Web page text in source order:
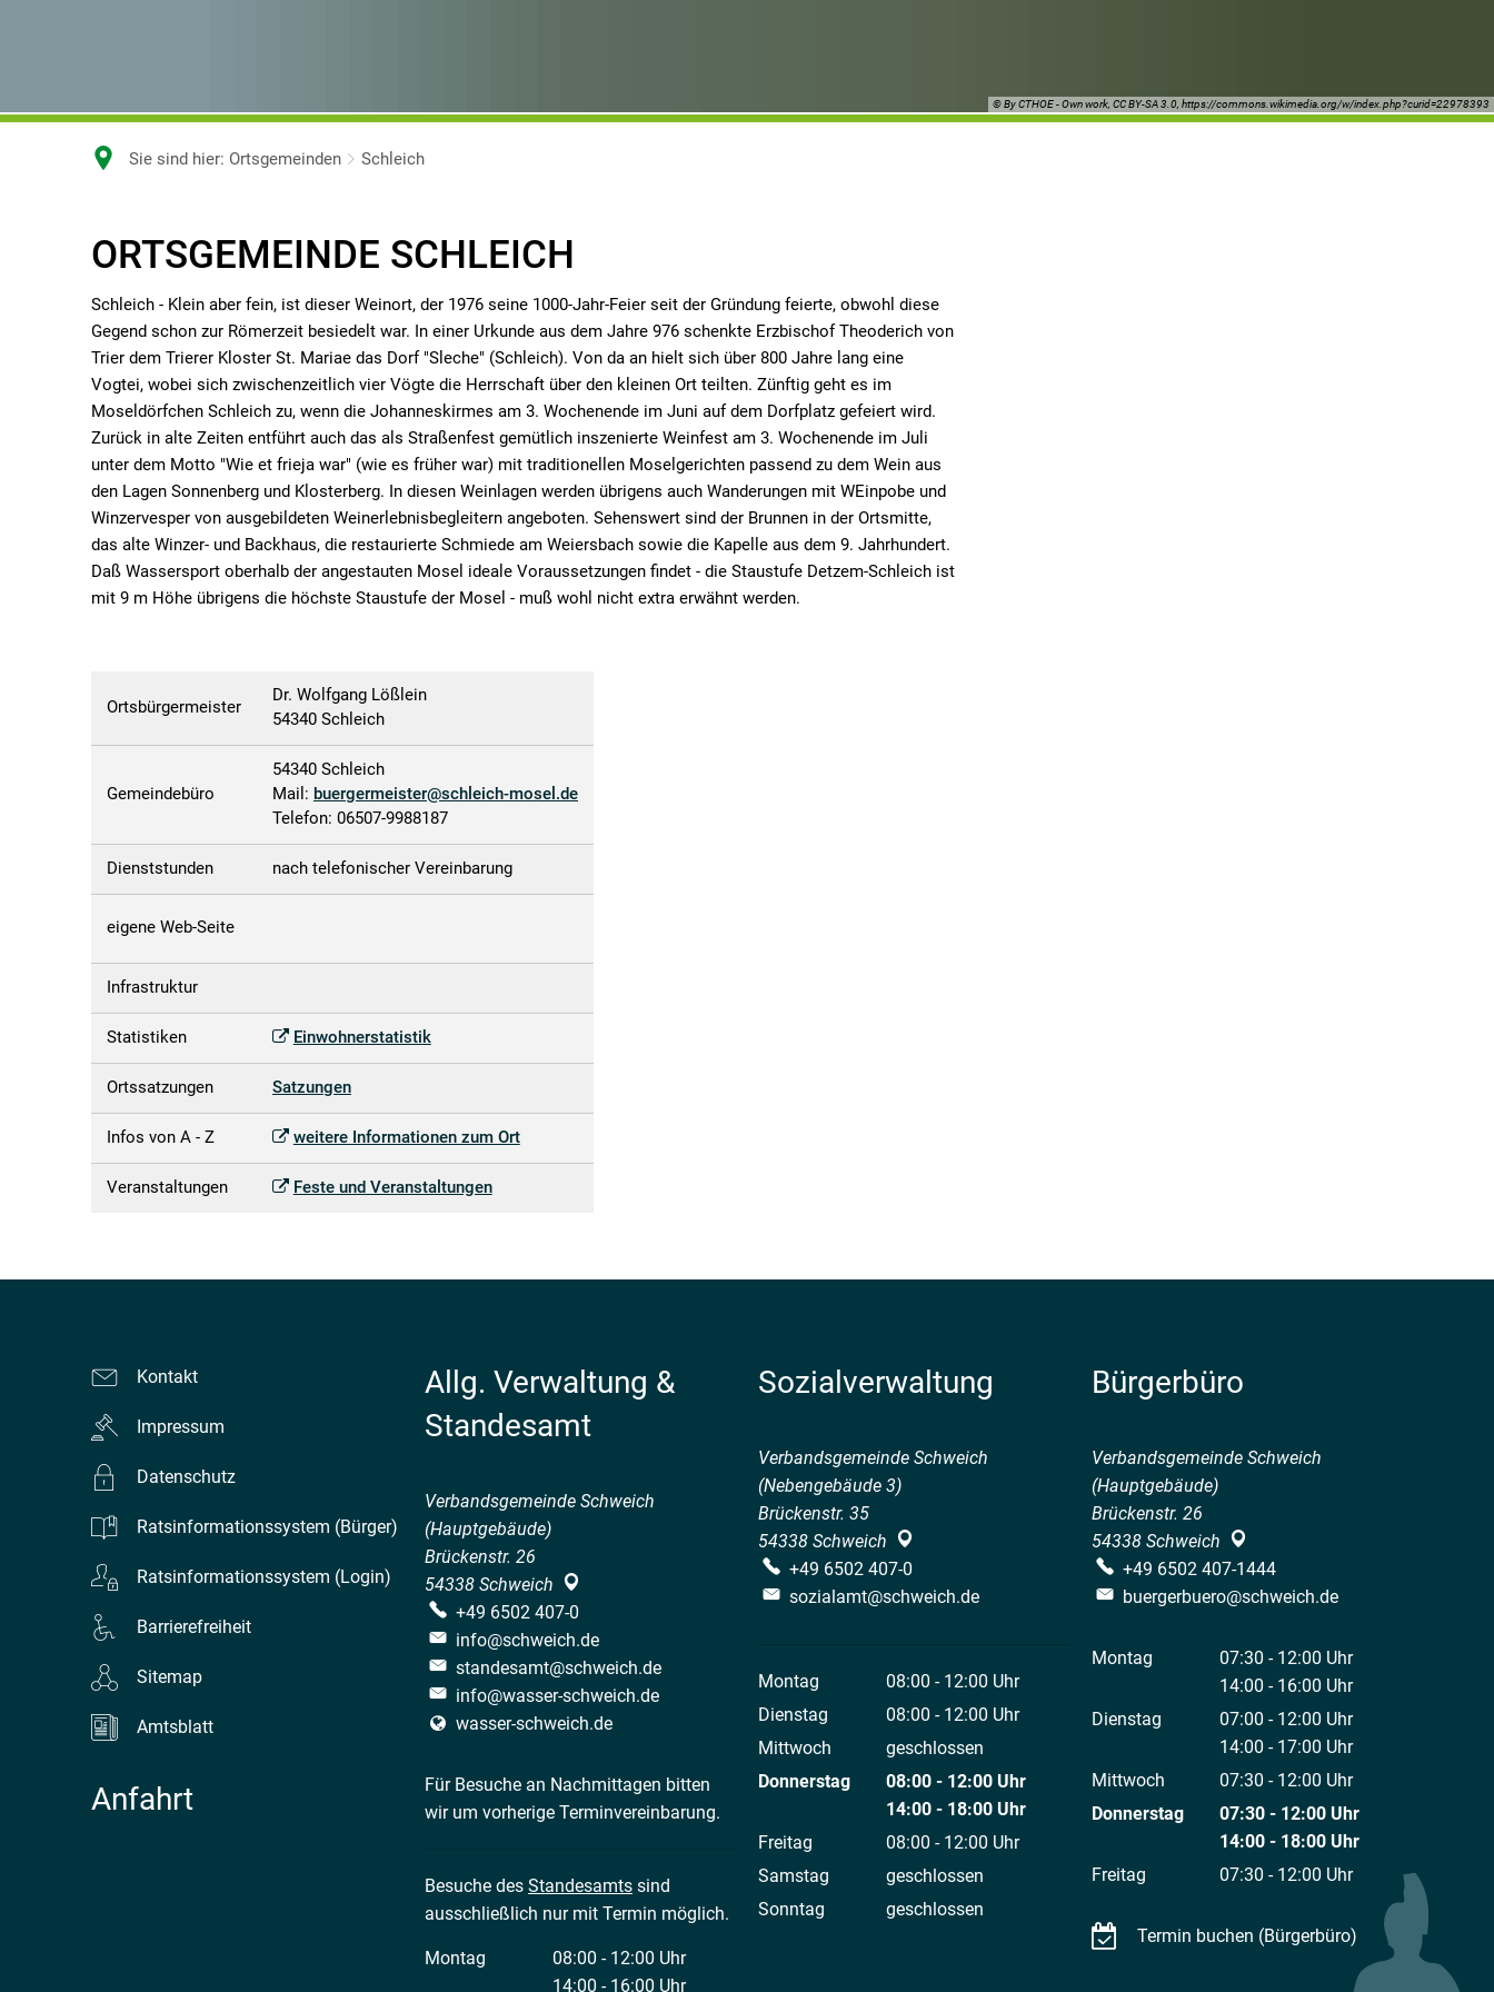
© By CTHOE - Own work, CC BY-SA 3.0, https://commons.wikimedia.org/w/index.php?curid=22978393
Sie sind hier: Ortsgemeinden Schleich
ORTSGEMEINDE SCHLEICH
Schleich - Klein aber fein, ist dieser Weinort, der 1976 seine 1000-Jahr-Feier seit der Gründung feierte, obwohl diese
Gegend schon zur Römerzeit besiedelt war. In einer Urkunde aus dem Jahre 976 schenkte Erzbischof Theoderich von
Trier dem Trierer Kloster St. Mariae das Dorf "Sleche" (Schleich). Von da an hielt sich über 800 Jahre lang eine
Vogtei, wobei sich zwischenzeitlich vier Vögte die Herrschaft über den kleinen Ort teilten. Zünftig geht es im
Moseldörfchen Schleich zu, wenn die Johanneskirmes am 3. Wochenende im Juni auf dem Dorfplatz gefeiert wird.
Zurück in alte Zeiten entführt auch das als Straßenfest gemütlich inszenierte Weinfest am 3. Wochenende im Juli
unter dem Motto "Wie et frieja war" (wie es früher war) mit traditionellen Moselgerichten passend zu dem Wein aus
den Lagen Sonnenberg und Klosterberg. In diesen Weinlagen werden übrigens auch Wanderungen mit WEinpobe und
Winzervesper von ausgebildeten Weinerlebnisbegleitern angeboten. Sehenswert sind der Brunnen in der Ortsmitte,
das alte Winzer- und Backhaus, die restaurierte Schmiede am Weiersbach sowie die Kapelle aus dem 9. Jahrhundert.
Daß Wassersport oberhalb der angestauten Mosel ideale Voraussetzungen findet - die Staustufe Detzem-Schleich ist
mit 9 m Höhe übrigens die höchste Staustufe der Mosel - muß wohl nicht extra erwähnt werden.
Ortsbürgermeister
Dr. Wolfgang Lößlein
54340 Schleich
Gemeindebüro
54340 Schleich
Mail: buergermeister@schleich-mosel.de
Telefon: 06507-9988187
Dienststunden nach telefonischer Vereinbarung
eigene Web-Seite
Infrastruktur
Statistiken Einwohnerstatistik
Ortssatzungen Satzungen
Infos von A - Z weitere Informationen zum Ort
Veranstaltungen Feste und Veranstaltungen
Kontakt
Impressum
Datenschutz
Ratsinformationssystem (Bürger)
Ratsinformationssystem (Login)
Barrierefreiheit
Sitemap
Amtsblatt
Anfahrt
Allg. Verwaltung &
Standesamt
Verbandsgemeinde Schweich
(Hauptgebäude)
Brückenstr. 26
54338 Schweich
+49 6502 407-0
info@schweich.de
standesamt@schweich.de
info@wasser-schweich.de
wasser-schweich.de
Für Besuche an Nachmittagen bitten
wir um vorherige Terminvereinbarung.
Besuche des Standesamts sind
ausschließlich nur mit Termin möglich.
Montag 08:00 - 12:00 Uhr
Von 08:00 bis 12:00 Uhr
14:00 - 16:00 Uhr
Sozialverwaltung
Verbandsgemeinde Schweich
(Nebengebäude 3)
Brückenstr. 35
54338 Schweich
+49 6502 407-0
sozialamt@schweich.de
Montag 08:00 - 12:00 Uhr
Von 08:00 bis 12:00 Uhr
Dienstag 08:00 - 12:00 Uhr
Von 08:00 bis 12:00 Uhr
Mittwoch
geschlossen
Donnerstag
08:00 - 12:00 Uhr
Von 08:00 bis 12:00 Uhr
14:00 - 18:00 Uhr
Von 14:00 bis 18:00 Uhr
Freitag 08:00 - 12:00 Uhr
Von 08:00 bis 12:00 Uhr
Samstag
geschlossen
Sonntag
geschlossen
Bürgerbüro
Verbandsgemeinde Schweich
(Hauptgebäude)
Brückenstr. 26
54338 Schweich
+49 6502 407-1444
buergerbuero@schweich.de
Montag 07:30 - 12:00 Uhr
Von 07:30 bis 12:00 Uhr
14:00 - 16:00 Uhr
Von 14:00 bis 16:00 Uhr
Dienstag 07:00 - 12:00 Uhr
Von 07:00 bis 12:00 Uhr
14:00 - 17:00 Uhr
Von 14:00 bis 17:00 Uhr
Mittwoch 07:30 - 12:00 Uhr
Von 07:30 bis 12:00 Uhr
Donnerstag 07:30 - 12:00 Uhr
Von 07:30 bis 12:00 Uhr
14:00 - 18:00 Uhr
Von 14:00 bis 18:00 Uhr
Freitag 07:30 - 12:00 Uhr
Von 07:30 bis 12:00 Uhr
Termin buchen (Bürgerbüro)